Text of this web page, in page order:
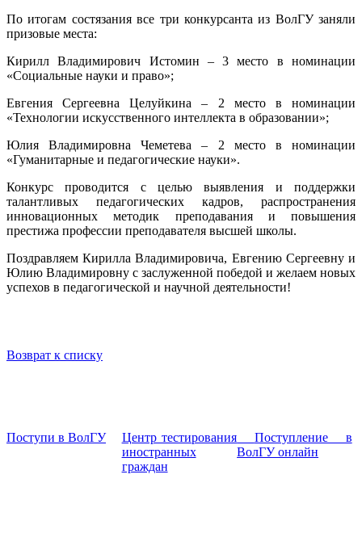
По итогам состязания все три конкурсанта из ВолГУ заняли
призовые места:
Кирилл Владимирович Истомин – 3 место в номинации
«Социальные науки и право»;
Евгения Сергеевна Целуйкина – 2 место в номинации
«Технологии искусственного интеллекта в образовании»;
Юлия Владимировна Чеметева – 2 место в номинации
«Гуманитарные и педагогические науки».
Конкурс проводится с целью выявления и поддержки
талантливых педагогических кадров, распространения
инновационных методик преподавания и повышения
престижа профессии преподавателя высшей школы.
Поздравляем Кирилла Владимировича, Евгению Сергеевну и
Юлию Владимировну с заслуженной победой и желаем новых
успехов в педагогической и научной деятельности!
Возврат к списку
Поступи в ВолГУ
Центр тестирования
иностранных
граждан
Поступление в
ВолГУ онлайн